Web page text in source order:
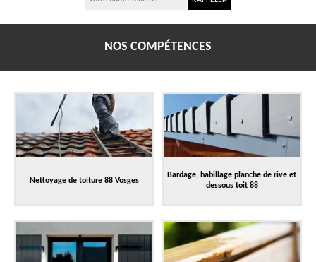
NOS COMPÉTENCES
Nettoyage de toiture 88 Vosges
Bardage, habillage planche de rive et
dessous toit 88